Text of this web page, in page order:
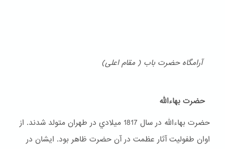
آرامگاه حضرت باب ( مقام اعلی)
حضرت بهاءالله
حضرت بهاءالله در سال 1817 ميلادي در طهران متولد شدند. از
اوان طفولیت آثار عظمت در آن حضرت ظاهر بود. ایشان در